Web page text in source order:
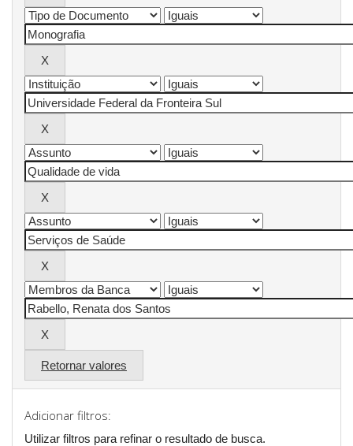
Retornar valores
Adicionar filtros:
Utilizar filtros para refinar o resultado de busca.